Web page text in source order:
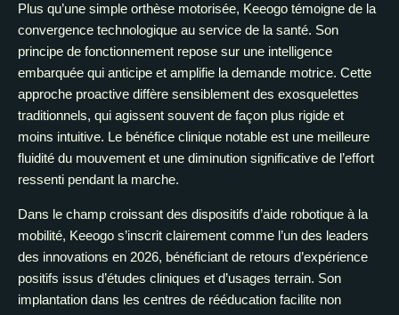
Plus qu’une simple orthèse motorisée, Keeogo témoigne de la
convergence technologique au service de la santé. Son
principe de fonctionnement repose sur une intelligence
embarquée qui anticipe et amplifie la demande motrice. Cette
approche proactive diffère sensiblement des exosquelettes
traditionnels, qui agissent souvent de façon plus rigide et
moins intuitive. Le bénéfice clinique notable est une meilleure
fluidité du mouvement et une diminution significative de l’effort
ressenti pendant la marche.
Dans le champ croissant des dispositifs d’aide robotique à la
mobilité, Keeogo s’inscrit clairement comme l’un des leaders
des innovations en 2026, bénéficiant de retours d’expérience
positifs issus d’études cliniques et d’usages terrain. Son
implantation dans les centres de rééducation facilite non